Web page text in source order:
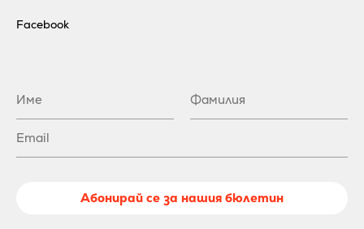
Facebook
Абонирай се за нашия бюлетин